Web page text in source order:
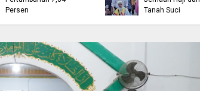
Persen
Tanah Suci